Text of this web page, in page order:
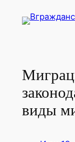
виды